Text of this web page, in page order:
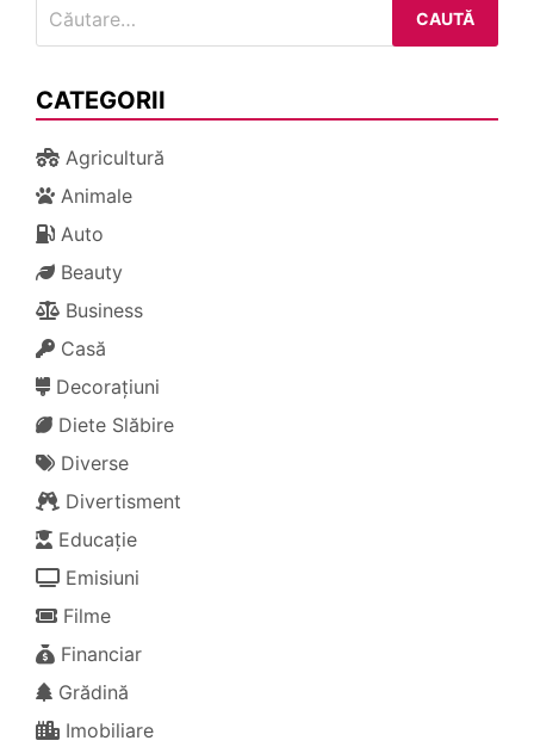
după:
CATEGORII
Agricultură
Animale
Auto
Beauty
Business
Casă
Decorațiuni
Diete Slăbire
Diverse
Divertisment
Educație
Emisiuni
Filme
Financiar
Grădină
Imobiliare